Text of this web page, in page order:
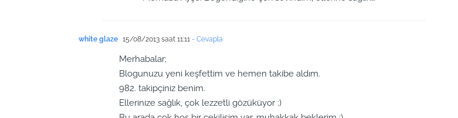
white glaze 15/08/2013 saat 11:11 - Cevapla
Merhabalar;
Blogunuzu yeni keşfettim ve hemen takibe aldım.
982. takipçiniz benim.
Ellerinize sağlık, çok lezzetli gözüküyor :)